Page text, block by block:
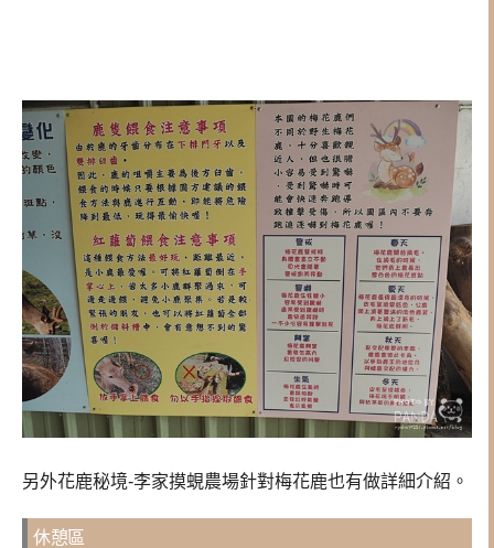
另外花鹿秘境-李家摸蜆農場針對梅花鹿也有做詳細介紹。
休憩區